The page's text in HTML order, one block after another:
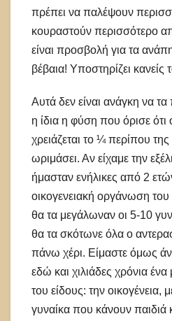
πρέπει να παλέψουν
κουραστούν περισσότερο
είναι προσβολή για τα
βέβαια! Υποστηρίζει κανείς
Αυτά δεν είναι ανάγκη να τα
η ίδια η φύση που όρισε
χρειάζεται το ¼ περίπου
ωριμάσει. Αν είχαμε την
ήμασταν ενήλικες από 2
οικογενειακή οργάνωση του
θα τα μεγάλωναν οι 5-10
θα τα σκότωνε όλα ο
πάνω χέρι. Είμαστε όμως
εδώ και χιλιάδες χρόνια ένα
του είδους: την οικογένεια,
γυναίκα που κάνουν παιδιά